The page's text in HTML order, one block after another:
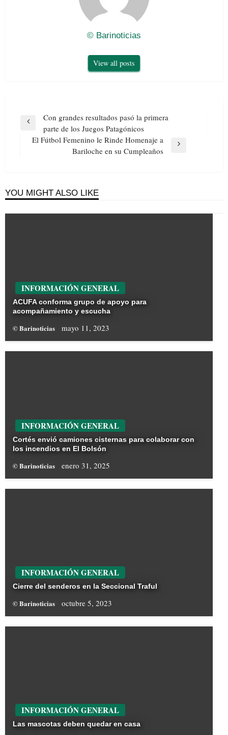
© Barinoticias
View all posts
Navegación
entradas
Previous
Post
Con grandes resultados pasó la primera
parte de los Juegos Patagónicos
El Fútbol Femenino le Rinde Homenaje a
Bariloche en su Cumpleaños
YOU MIGHT ALSO LIKE
INFORMACIÓN GENERAL
ACUFA conforma grupo de apoyo para
acompañamiento y escucha
© Barinoticias mayo 11, 2023
INFORMACIÓN GENERAL
Cortés envió camiones cisternas para colaborar con
los incendios en El Bolsón
© Barinoticias enero 31, 2025
INFORMACIÓN GENERAL
Cierre del senderos en la Seccional Traful
© Barinoticias octubre 5, 2023
INFORMACIÓN GENERAL
Las mascotas deben quedar en casa